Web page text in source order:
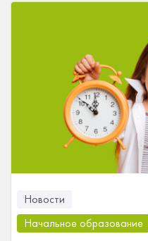
Новости
Начальное образование